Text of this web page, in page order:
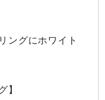
ングにホワイト
】